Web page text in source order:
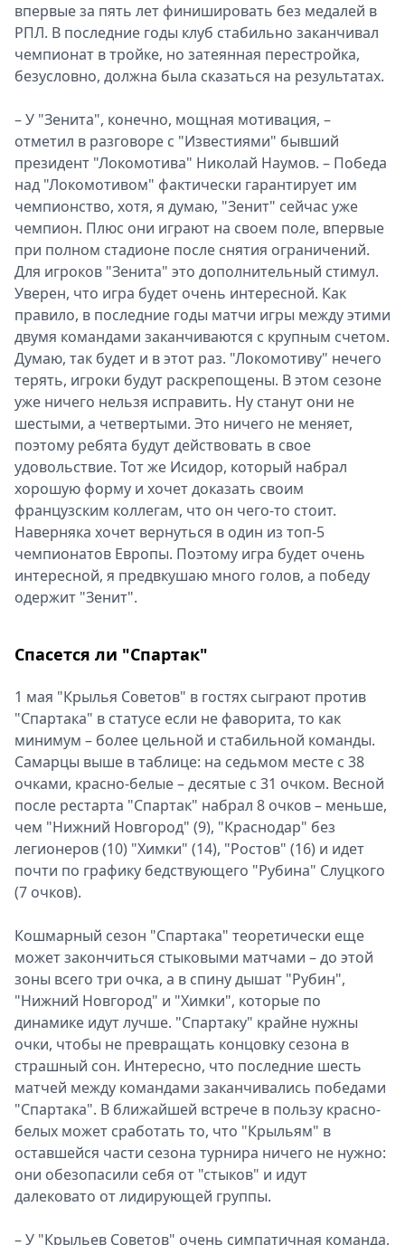
впервые за пять лет финишировать без медалей в
РПЛ. В последние годы клуб стабильно заканчивал
чемпионат в тройке, но затеянная перестройка,
безусловно, должна была сказаться на результатах.
– У "Зенита", конечно, мощная мотивация, –
отметил в разговоре с "Известиями" бывший
президент "Локомотива" Николай Наумов. – Победа
над "Локомотивом" фактически гарантирует им
чемпионство, хотя, я думаю, "Зенит" сейчас уже
чемпион. Плюс они играют на своем поле, впервые
при полном стадионе после снятия ограничений.
Для игроков "Зенита" это дополнительный стимул.
Уверен, что игра будет очень интересной. Как
правило, в последние годы матчи игры между этими
двумя командами заканчиваются с крупным счетом.
Думаю, так будет и в этот раз. "Локомотиву" нечего
терять, игроки будут раскрепощены. В этом сезоне
уже ничего нельзя исправить. Ну станут они не
шестыми, а четвертыми. Это ничего не меняет,
поэтому ребята будут действовать в свое
удовольствие. Тот же Исидор, который набрал
хорошую форму и хочет доказать своим
французским коллегам, что он чего-то стоит.
Наверняка хочет вернуться в один из топ-5
чемпионатов Европы. Поэтому игра будет очень
интересной, я предвкушаю много голов, а победу
одержит "Зенит".
Спасется ли "Спартак"
1 мая "Крылья Советов" в гостях сыграют против
"Спартака" в статусе если не фаворита, то как
минимум – более цельной и стабильной команды.
Самарцы выше в таблице: на седьмом месте с 38
очками, красно-белые – десятые с 31 очком. Весной
после рестарта "Спартак" набрал 8 очков – меньше,
чем "Нижний Новгород" (9), "Краснодар" без
легионеров (10) "Химки" (14), "Ростов" (16) и идет
почти по графику бедствующего "Рубина" Слуцкого
(7 очков).
Кошмарный сезон "Спартака" теоретически еще
может закончиться стыковыми матчами – до этой
зоны всего три очка, а в спину дышат "Рубин",
"Нижний Новгород" и "Химки", которые по
динамике идут лучше. "Спартаку" крайне нужны
очки, чтобы не превращать концовку сезона в
страшный сон. Интересно, что последние шесть
матчей между командами заканчивались победами
"Спартака". В ближайшей встрече в пользу красно-
белых может сработать то, что "Крыльям" в
оставшейся части сезона турнира ничего не нужно:
они обезопасили себя от "стыков" и идут
далековато от лидирующей группы.
– У "Крыльев Советов" очень симпатичная команда,